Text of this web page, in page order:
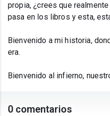
propia, ¿crees que
pasa en los libros y esta,
Bienvenido a mi historia,
era.
Bienvenido al infierno,
0 comentarios